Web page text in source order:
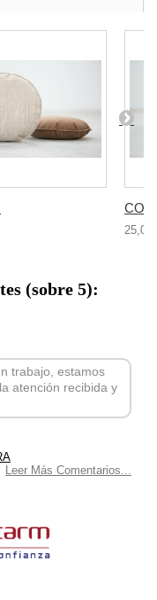
25,00
(sobre 5):
trabajo, estamos
atención recibida y
Leer Más Comentarios...